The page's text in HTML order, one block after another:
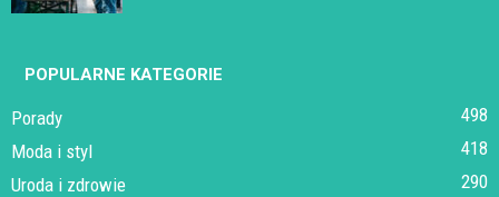
POPULARNE KATEGORIE
Porady
498
Moda i styl
418
Uroda i zdrowie
290